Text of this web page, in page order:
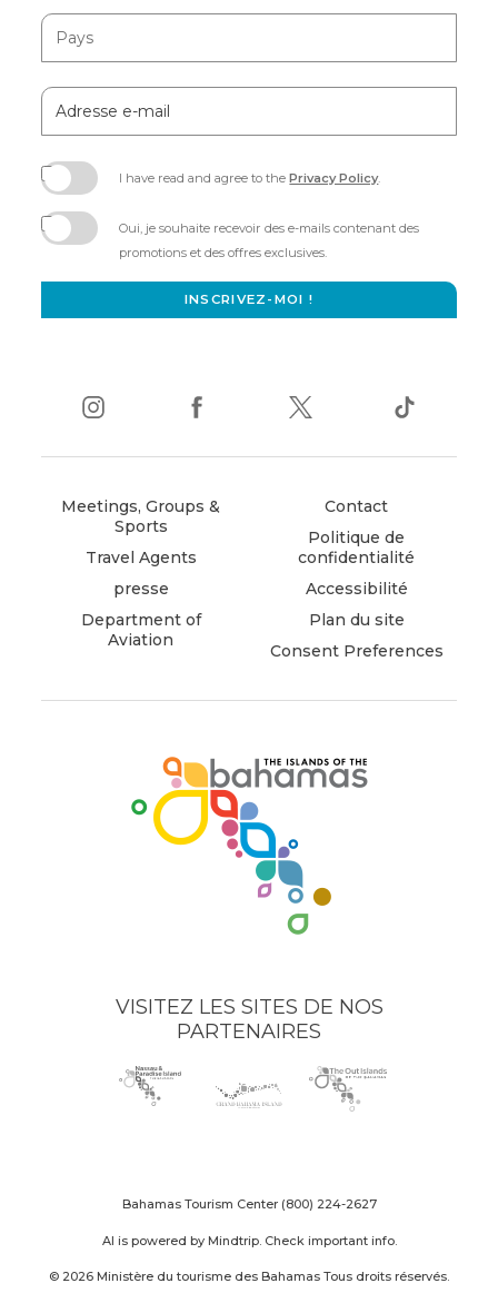
Pays
Adresse
e-
mail
I have read and agree to thePrivacy Policy
in
new
.
Oui, je souhaite recevoir des e-mails contenant des
promotions et des offres exclusives.
INSCRIVEZ-MOI !
Meetings, Groups &
Sports
Travel Agents
presse
Department of
Aviation
new
Contact
Politique de
confidentialité
Accessibilité
Plan du site
Consent Preferences
in
window)
in
window)
in
window)
in
window)
VISITEZ LES SITES DE NOS
PARTENAIRES
Nassau
Paradise
(opens
in
Grand
Bahama
(opens
in
The
Out
(opens
Bahamas Tourism Center (800) 224-2627
AI is powered by Mindtrip. Check important info.
© 2026 Ministère du tourisme des Bahamas Tous droits réservés.